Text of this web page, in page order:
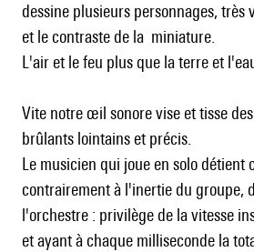
dessine plusieurs personnages, très
et le contraste de la miniature.
L'air et le feu plus que la terre et
Vite notre œil sonore vise et tisse
brûlants lointains et précis.
Le musicien qui joue en solo détient
contrairement à l'inertie du groupe,
l'orchestre : privilège de la vitesse
et ayant à chaque milliseconde la